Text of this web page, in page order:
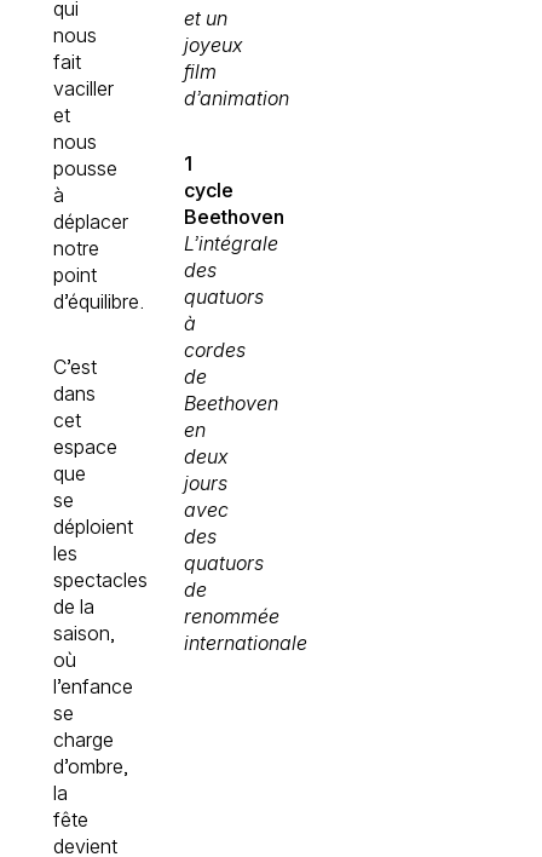
qui
nous
fait
vaciller
et
nous
pousse
à
déplacer
notre
point
d’équilibre.
C’est
dans
cet
espace
que
se
déploient
les
spectacles
de la
saison,
où
l’enfance
se
charge
d’ombre,
la
fête
devient
et un
joyeux
film
d’animation
1
cycle
Beethoven
L’intégrale
des
quatuors
à
cordes
de
Beethoven
en
deux
jours
avec
des
quatuors
de
renommée
internationale